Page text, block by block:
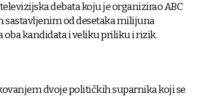
debata koju je organizirao ABC
sastavljenim od desetaka milijuna
oba kandidata i veliku priliku i rizik.
dvoje političkih suparnika koji se